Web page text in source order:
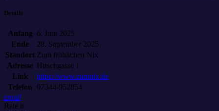
Details
Anfang 6. Juni 2025
Ende
28. September 2025
Standort Zum fröhlichen Nix
Adresse Hirschgasse 1
Link
https://www.zumnix.de
Telefon
07344-952854
email
Rate it